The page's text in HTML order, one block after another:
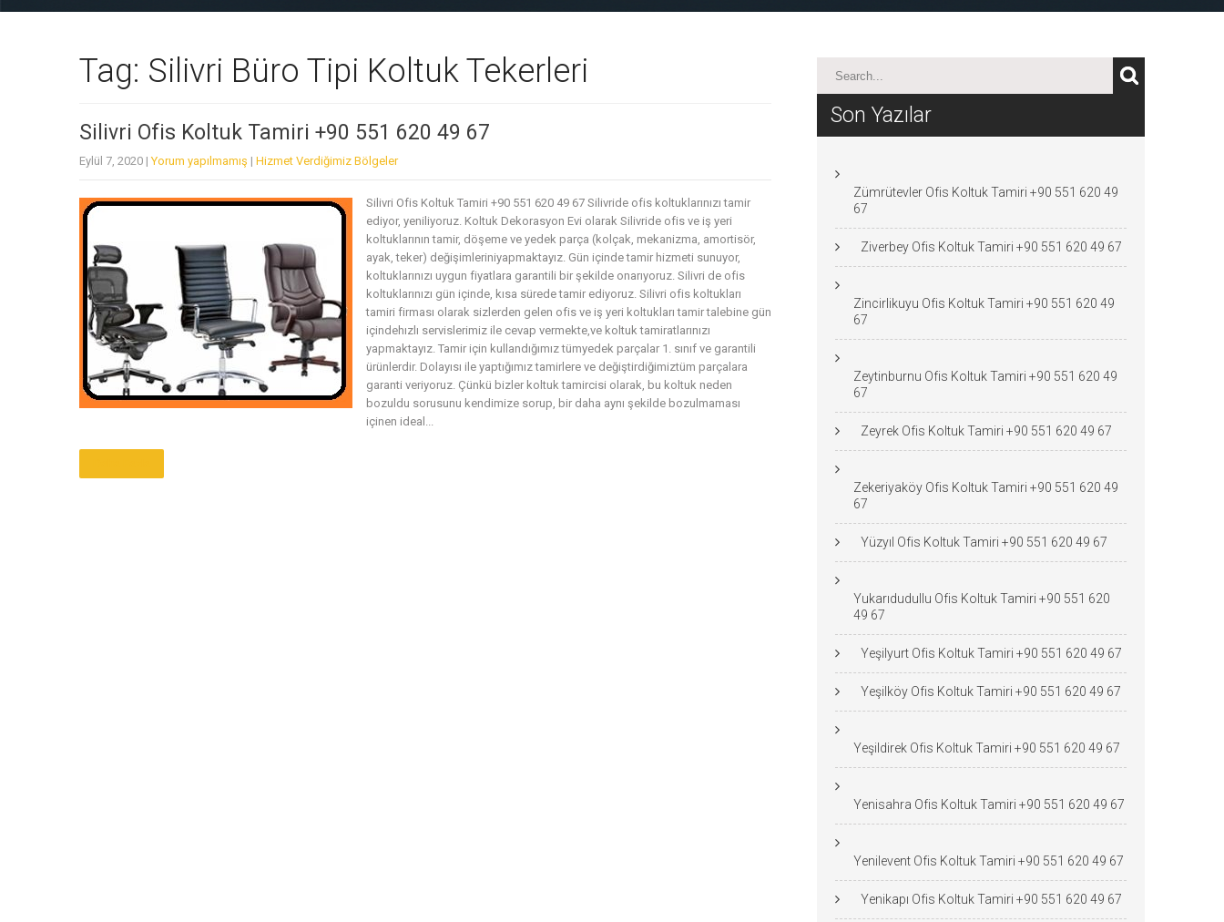
Tag: Silivri Büro Tipi Koltuk Tekerleri
Silivri Ofis Koltuk Tamiri +90 551 620 49 67
Eylül 7, 2020 |Yorum yapılmamış | Hizmet Verdiğimiz Bölgeler
Silivri Ofis Koltuk Tamiri +90 551 620 49 67 Silivride ofis koltuklarınızı tamir
ediyor, yeniliyoruz. Koltuk Dekorasyon Evi olarak Silivride ofis ve iş yeri
koltuklarının tamir, döşeme ve yedek parça (kolçak, mekanizma, amortisör,
ayak, teker) değişimleriniyapmaktayız. Gün içinde tamir hizmeti sunuyor,
koltuklarınızı uygun fiyatlara garantili bir şekilde onarıyoruz. Silivri de ofis
koltuklarınızı gün içinde, kısa sürede tamir ediyoruz. Silivri ofis koltukları
tamiri firması olarak sizlerden gelen ofis ve iş yeri koltukları tamir talebine gün
içindehızlı servislerimiz ile cevap vermekte,ve koltuk tamiratlarınızı
yapmaktayız. Tamir için kullandığımız tümyedek parçalar 1. sınıf ve garantili
ürünlerdir. Dolayısı ile yaptığımız tamirlere ve değiştirdiğimiztüm parçalara
garanti veriyoruz. Çünkü bizler koltuk tamircisi olarak, bu koltuk neden
bozuldu sorusunu kendimize sorup, bir daha aynı şekilde bozulmaması
içinen ideal...
Son Yazılar
Zümrütevler Ofis Koltuk Tamiri +90 551 620 49
67
Ziverbey Ofis Koltuk Tamiri +90 551 620 49 67
Zincirlikuyu Ofis Koltuk Tamiri +90 551 620 49
67
Zeytinburnu Ofis Koltuk Tamiri +90 551 620 49
67
Zeyrek Ofis Koltuk Tamiri +90 551 620 49 67
Zekeriyaköy Ofis Koltuk Tamiri +90 551 620 49
67
Yüzyıl Ofis Koltuk Tamiri +90 551 620 49 67
Yukarıdudullu Ofis Koltuk Tamiri +90 551 620
49 67
Yeşilyurt Ofis Koltuk Tamiri +90 551 620 49 67
Yeşilköy Ofis Koltuk Tamiri +90 551 620 49 67
Yeşildirek Ofis Koltuk Tamiri +90 551 620 49 67
Yenisahra Ofis Koltuk Tamiri +90 551 620 49 67
Yenilevent Ofis Koltuk Tamiri +90 551 620 49 67
Yenikapı Ofis Koltuk Tamiri +90 551 620 49 67